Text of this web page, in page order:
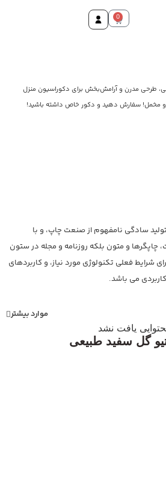
0
طرحی مدرن و آرامش‌بخش برای دکوراسیون منزل
مخمل! سفارش دهید و دکور خاص داشته باشید!
سادگی نامفهوم از صنعت چاپ، و با
چاپگرها و متون بلکه روزنامه و مجله در ستون
شرایط فعلی تکنولوژی مورد نیاز، و کاربردهای
می باشد.
موارد بیشتر
یافت نشد
گل سفید طبیعی